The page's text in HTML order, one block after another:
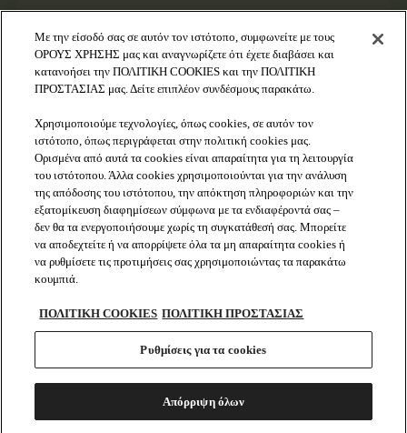
ΕΠΙΚΟΙΝΩΝΙA
Τ. 801 22 20000
FISCHER
SOCIAL
Facebook
ΑΠΟΛΑΥΣΤΕ ΥΠΕΥΘΥΝΑ
Με την είσοδό σας σε αυτόν τον ιστότοπο, συμφωνείτε με τους
ΟΡΟΥΣ ΧΡΗΣΗΣ μας και αναγνωρίζετε ότι έχετε διαβάσει και
κατανοήσει την ΠΟΛΙΤΙΚΗ COOKIES και την ΠΟΛΙΤΙΚΗ
ΠΡΟΣΤΑΣΙΑΣ μας. Δείτε επιπλέον συνδέσμους παρακάτω.
Χρησιμοποιούμε τεχνολογίες, όπως cookies, σε αυτόν τον
ιστότοπο, όπως περιγράφεται στην πολιτική cookies μας.
Ορισμένα από αυτά τα cookies είναι απαραίτητα για τη λειτουργία
του ιστότοπου. Άλλα cookies χρησιμοποιούνται για την ανάλυση
της απόδοσης του ιστότοπου, την απόκτηση πληροφοριών και την
εξατομίκευση διαφημίσεων σύμφωνα με τα ενδιαφέροντά σας –
δεν θα τα ενεργοποιήσουμε χωρίς τη συγκατάθεσή σας. Μπορείτε
να αποδεχτείτε ή να απορρίψετε όλα τα μη απαραίτητα cookies ή
να ρυθμίσετε τις προτιμήσεις σας χρησιμοποιώντας τα παρακάτω
κουμπιά.
ΠΟΛΙΤΙΚΗ COOKIES ΠΟΛΙΤΙΚΗ ΠΡΟΣΤΑΣΙΑΣ
Ρυθμίσεις για τα cookies
Απόρριψη όλων